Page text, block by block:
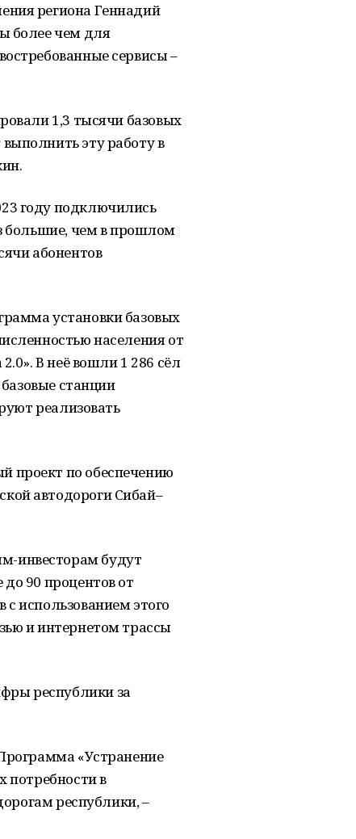
региона Геннадий
более чем для
сервисы –
1,3 тысячи базовых
эту работу в
году подключились
большие, чем в прошлом
абонентов
установки базовых
населения от
В неё вошли 1 286 сёл
станции
реализовать
проект по обеспечению
автодороги Сибай–
инвесторам будут
90 процентов от
использованием этого
и интернетом трассы
республики за
«Устранение
потребности в
республики, –